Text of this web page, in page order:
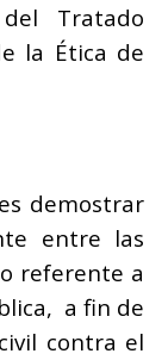
Tratado
la Ética de
demostrar
entre las
referente a
a fin de
contra el